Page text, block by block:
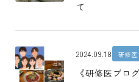
て
2024.09.18 研修医
《研修医ブロ